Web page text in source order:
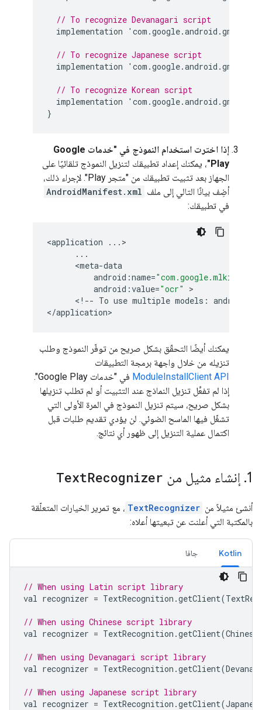
// To recognize Devanagari script
implementation
' com .google.android .gms
// To recognize Japanese script
implementation
' com .google.android .gms
// To recognize Korean script
implementation
' com .google.android .gms
}
إذا اخترت استخدام النموذج في "خدمات Google
Play" ، يمكنك إعداد تطبيقك لتنزيل النموذج تلقائيًا على
الجهاز بعد تثبيت تطبيقك من "متجر Play". لإجراء ذلك،
أضِف بيانًا التالي إلى ملف AndroidManifest.xml
في تطبيقك:
<application ... >
...
      <
meta-data
android :name=
android :value="ocr"
>
      <
! -- To use multiple models : android
</application
يمكنك أيضًا التحقّق بشكل صريح من توفّر النموذج وطلب
تنزيله من خلال واجهة برمجة التطبيقات
ModuleInstallClient API
في "خدمات Google Play".
إذا لم تفعِّل تنزيل النماذج عند التثبيت أو لم تطلب تنزيلها
بشكل صريح، سيتم تنزيل النموذج في المرة الأولى التي
تشغّل فيها الماسح الضوئي. لن يؤدي تقديم طلبات قبل
اكتمال عملية التنزيل إلى ظهور أي نتائج.
1
. إنشاء مثيل من TextRecognizer
أنشئ مثيلاً من TextRecognizer ، مع تمرير الخيارات المتعلّقة
بالمكتبة التي أعلنت عن تبعيتها أعلاه:
Kotlin جافا
// When using Latin script library
val recognizer = TextRecognition .getClient(
// When using Chinese script library
val recognizer = TextRecognition .getClient(
// When using Devanagari script library
val recognizer = TextRecognition .getClient(
// When using Japanese script library
val recognizer = TextRecognition .getClient(